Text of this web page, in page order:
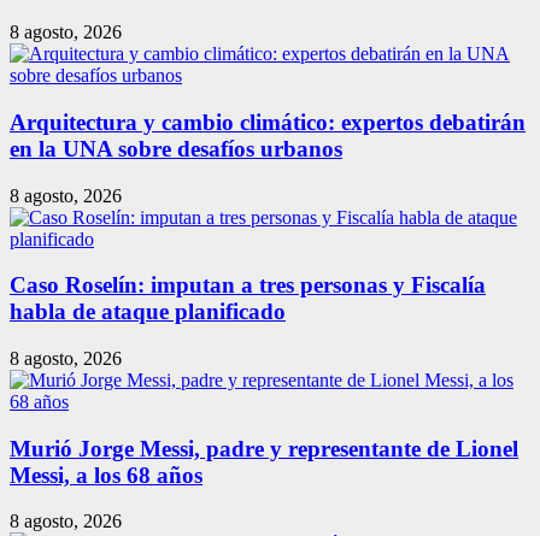
8 agosto, 2026
Arquitectura y cambio climático: expertos debatirán
en la UNA sobre desafíos urbanos
8 agosto, 2026
Caso Roselín: imputan a tres personas y Fiscalía
habla de ataque planificado
8 agosto, 2026
Murió Jorge Messi, padre y representante de Lionel
Messi, a los 68 años
8 agosto, 2026